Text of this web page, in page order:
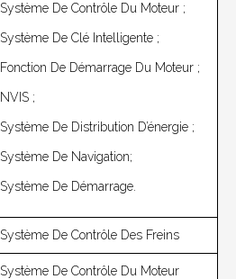
Système De Contrôle Du Moteur ;
Système De Clé Intelligente ;
Fonction De Démarrage Du Moteur ;
NVIS ;
Système De Distribution D’énergie ;
Système De Navigation;
Système De Démarrage.
Système De Contrôle Des Freins
Système De Contrôle Du Moteur